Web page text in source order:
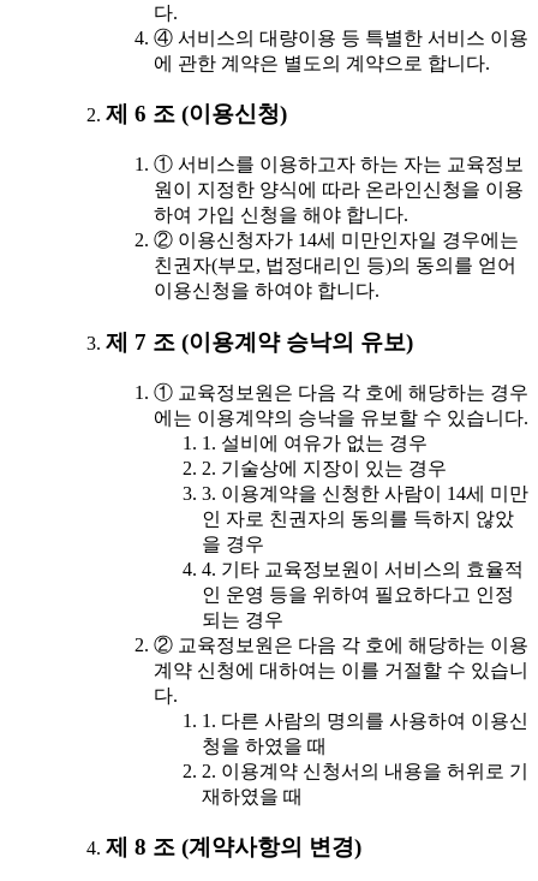
다.
④ 서비스의 대량이용 등 특별한 서비스 이용
에 관한 계약은 별도의 계약으로 합니다.
제 6 조 (이용신청)
① 서비스를 이용하고자 하는 자는 교육정보
원이 지정한 양식에 따라 온라인신청을 이용
하여 가입 신청을 해야 합니다.
② 이용신청자가 14세 미만인자일 경우에는
친권자(부모, 법정대리인 등)의 동의를 얻어
이용신청을 하여야 합니다.
제 7 조 (이용계약 승낙의 유보)
① 교육정보원은 다음 각 호에 해당하는 경우
에는 이용계약의 승낙을 유보할 수 있습니다.
1. 설비에 여유가 없는 경우
2. 기술상에 지장이 있는 경우
3. 이용계약을 신청한 사람이 14세 미만
인 자로 친권자의 동의를 득하지 않았
을 경우
4. 기타 교육정보원이 서비스의 효율적
인 운영 등을 위하여 필요하다고 인정
되는 경우
② 교육정보원은 다음 각 호에 해당하는 이용
계약 신청에 대하여는 이를 거절할 수 있습니
다.
1. 다른 사람의 명의를 사용하여 이용신
청을 하였을 때
2. 이용계약 신청서의 내용을 허위로 기
재하였을 때
제 8 조 (계약사항의 변경)